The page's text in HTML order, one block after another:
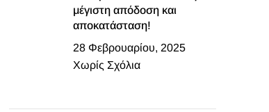
μέγιστη απόδοση και
αποκατάσταση!
28 Φεβρουαρίου, 2025
Χωρίς Σχόλια